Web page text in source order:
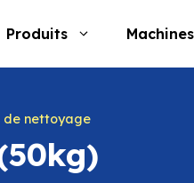
Produits Machines
de nettoyage